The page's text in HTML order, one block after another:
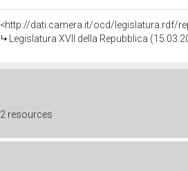
<http://dati.camera.it/ocd/legislatura.rdf/
Legislatura XVII della Repubblica
2 resources